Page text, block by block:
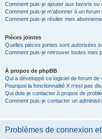
Comment puis-je ajouter aux favoris ou
Comment puis-je m’abonner à un forum
Comment puis-je résilier mes
Pièces jointes
Quelles pièces jointes sont autorisées
Comment puis-je retrouver toutes mes
À propos de phpBB
Qui a développé ce logiciel de forum de
Pourquoi la fonctionnalité X n’est pas
Qui dois-je contacter à propos de
Comment puis-je contacter un
Problèmes de connexion